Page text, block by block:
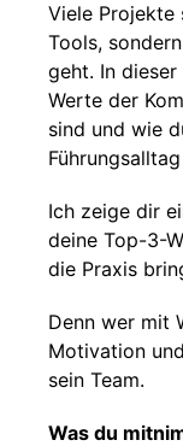
Viele Projekte
Tools,
geht. In
Werte der
sind und wie
Ich zeige dir
deine Top-3-
die Praxis
Denn wer mit
Motivation
sein Team.
Was du